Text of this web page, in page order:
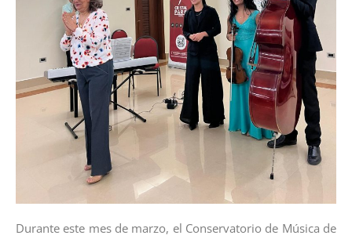
Durante este mes de marzo, el Conservatorio de Música de